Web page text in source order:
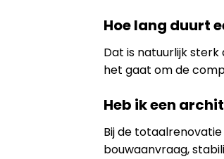
Hoe lang duurt
Dat is natuurlijk
het gaat om de
Heb ik een
Bij de
bouwaanvraag,